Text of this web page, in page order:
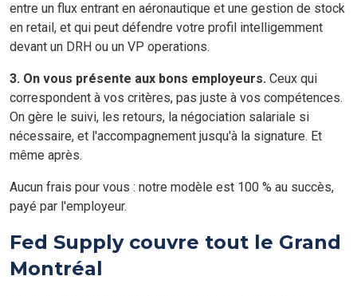
entre un flux entrant en aéronautique et une gestion de stock
en retail, et qui peut défendre votre profil intelligemment
devant un DRH ou un VP operations.
3. On vous présente aux bons employeurs. Ceux qui
correspondent à vos critères, pas juste à vos compétences.
On gère le suivi, les retours, la négociation salariale si
nécessaire, et l'accompagnement jusqu'à la signature. Et
même après.
Aucun frais pour vous : notre modèle est 100 % au succès,
payé par l'employeur.
Fed Supply couvre tout le Grand
Montréal